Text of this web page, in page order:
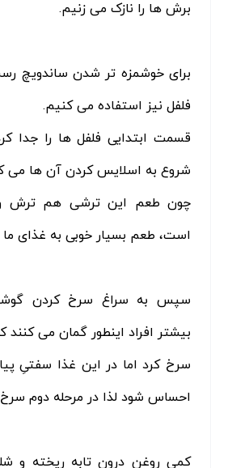
برش ها را نازک می زنیم.
برای خوشمزه تر شدن ساندویچ
فلفل نیز استفاده می کنیم.
قسمت ابتدایی فلفل ها را جدا
شروع به اسلایس کردن آن ها می
چون طعم این ترشی هم ترش
است، طعم بسیار خوبی به غذای
سپس به سراغ سرخ کردن
بیشتر افراد اینطور گمان می کنند
سرخ کرد اما در این غذا سفتیِ
احساس شود لذا در مرحله دوم
کمی روغن درون تابه ریخته و